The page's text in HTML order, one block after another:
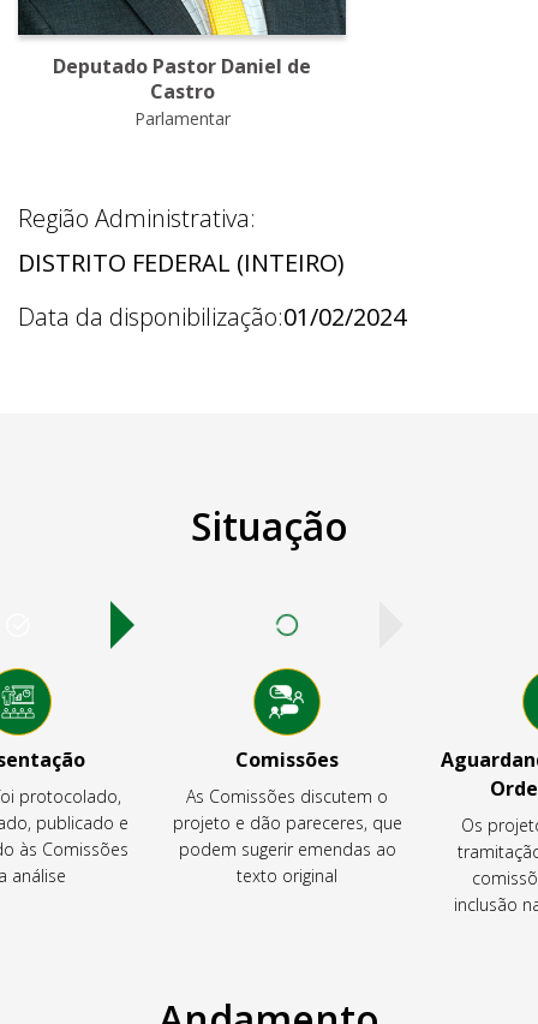
Deputado Pastor Daniel de
Castro
Parlamentar
Região Administrativa:
DISTRITO FEDERAL (INTEIRO)
Data da disponibilização:01/02/2024
Situação
protocolado,
publicado e
às Comissões
análise
Comissões
As Comissões discutem o
projeto e dão pareceres, que
podem sugerir emendas ao
texto original
Os
inclusão